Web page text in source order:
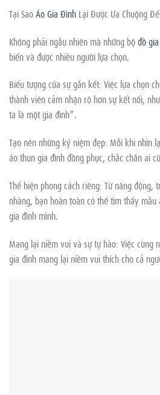
Tại SaoÁo Gia Đình Lại Được Ưa Chuộng
Không phải ngẫu nhiên mà những bộđồ
biến và được nhiều người lựa chọn.
Biểu tượng của sự gắn kết: Việc lựa chọn
thành viên cảm nhận rõ hơn sự kết nối,
ta là một gia đình”.
Tạo nên những kỷ niệm đẹp: Mỗi khi nhìn
áo thun gia đình đồng phục, chắc chắn ai
Thể hiện phong cách riêng: Từ năng động,
nhàng, bạn hoàn toàn có thể tìm thấy
gia đình mình.
Mang lại niềm vui và sự tự hào: Việc cùng
gia đình mang lại niềm vui thích cho cả